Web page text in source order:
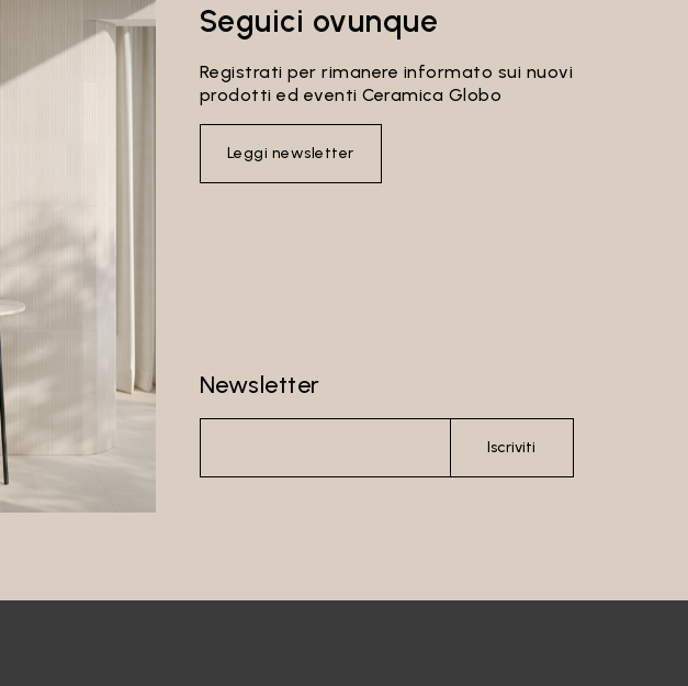
Seguici ovunque
Registrati per rimanere informato sui nuovi
prodotti ed eventi Ceramica Globo
Leggi newsletter
Newsletter
Iscriviti